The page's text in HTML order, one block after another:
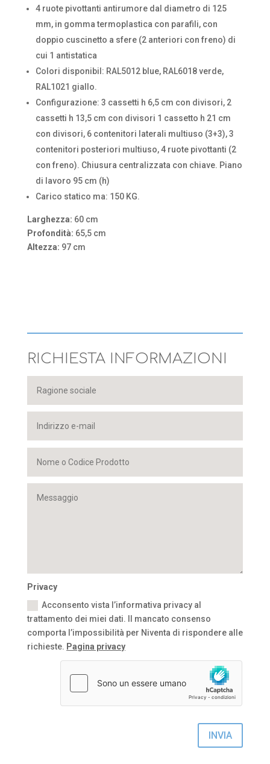
4 ruote pivottanti antirumore dal diametro di 125
mm, in gomma termoplastica con parafili, con
doppio cuscinetto a sfere (2 anteriori con freno) di
cui 1 antistatica
Colori disponibil: RAL5012 blue, RAL6018 verde,
RAL1021 giallo.
Configurazione: 3 cassetti h 6,5 cm con divisori, 2
cassetti h 13,5 cm con divisori 1 cassetto h 21 cm
con divisori, 6 contenitori laterali multiuso (3+3), 3
contenitori posteriori multiuso, 4 ruote pivottanti (2
con freno). Chiusura centralizzata con chiave. Piano
di lavoro 95 cm (h)
Carico statico ma: 150 KG.
Larghezza: 60 cm
Profondità: 65,5 cm
Altezza: 97 cm
RICHIESTA INFORMAZIONI
Privacy
Acconsento vista l’informativa privacy al
trattamento dei miei dati. Il mancato consenso
comporta l’impossibilità per Niventa di rispondere alle
richieste. Pagina privacy
INVIA